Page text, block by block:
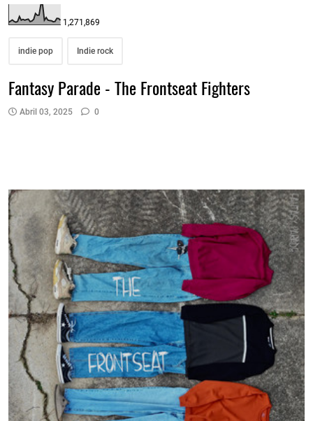
1,271,869
indie pop Indie rock
Fantasy Parade - The Frontseat Fighters
Abril 03, 2025 0